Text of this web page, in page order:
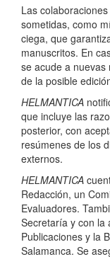
Las
sometidas, como
ciega, que
manuscritos. En
se acude a nuevas
de la posible
HELMANTICA
que incluye las
posterior, con
resúmenes de los
externos.
HELMANTICA
Redacción, un
Evaluadores.
Secretaría y con la
Publicaciones y la
Salamanca. Se